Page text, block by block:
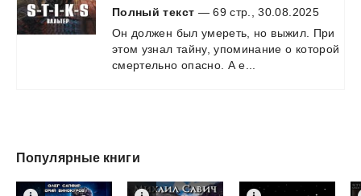
Полный текст — 69 стр., 30.08.2025
Он должен был умереть, но выжил.
При
этом узнал тайну, упоминание о которой
смертельно опасно. А е...
Популярные книги